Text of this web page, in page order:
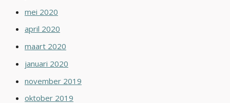
mei 2020
april 2020
maart 2020
januari 2020
november 2019
oktober 2019